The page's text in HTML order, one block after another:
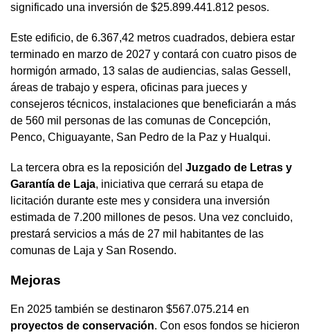
significado una inversión de $25.899.441.812 pesos.
Este edificio, de 6.367,42 metros cuadrados, debiera estar
terminado en marzo de 2027 y contará con cuatro pisos de
hormigón armado, 13 salas de audiencias, salas Gessell,
áreas de trabajo y espera, oficinas para jueces y
consejeros técnicos, instalaciones que beneficiarán a más
de 560 mil personas de las comunas de Concepción,
Penco, Chiguayante, San Pedro de la Paz y Hualqui.
La tercera obra es la reposición del Juzgado de Letras y
Garantía de Laja, iniciativa que cerrará su etapa de
licitación durante este mes y considera una inversión
estimada de 7.200 millones de pesos. Una vez concluido,
prestará servicios a más de 27 mil habitantes de las
comunas de Laja y San Rosendo.
Mejoras
En 2025 también se destinaron $567.075.214 en
proyectos de conservación. Con esos fondos se hicieron